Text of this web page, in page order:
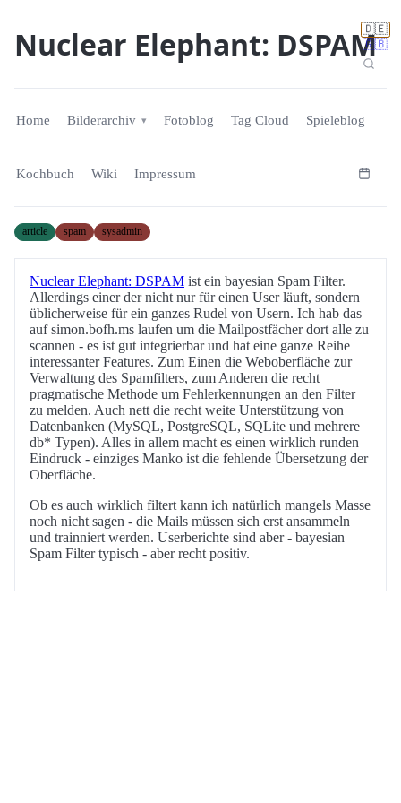
🇩🇪
🇬🇧
Nuclear Elephant: DSPAM
Home Bilderarchiv Fotoblog Tag Cloud Spieleblog
Kochbuch Wiki Impressum
article spam sysadmin
Nuclear Elephant: DSPAM ist ein bayesian Spam Filter.
Allerdings einer der nicht nur für einen User läuft, sondern
üblicherweise für ein ganzes Rudel von Usern. Ich hab das
auf simon.bofh.ms laufen um die Mailpostfächer dort alle zu
scannen - es ist gut integrierbar und hat eine ganze Reihe
interessanter Features. Zum Einen die Weboberfläche zur
Verwaltung des Spamfilters, zum Anderen die recht
pragmatische Methode um Fehlerkennungen an den Filter
zu melden. Auch nett die recht weite Unterstützung von
Datenbanken (MySQL, PostgreSQL, SQLite und mehrere
db* Typen). Alles in allem macht es einen wirklich runden
Eindruck - einziges Manko ist die fehlende Übersetzung der
Oberfläche.
Ob es auch wirklich filtert kann ich natürlich mangels Masse
noch nicht sagen - die Mails müssen sich erst ansammeln
und trainniert werden. Userberichte sind aber - bayesian
Spam Filter typisch - aber recht positiv.